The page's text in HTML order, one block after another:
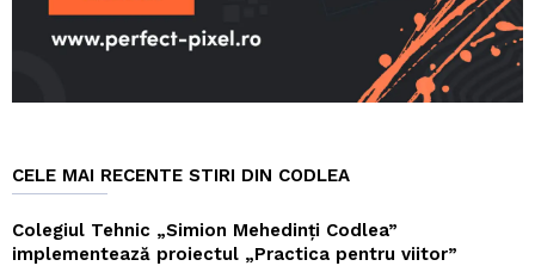
CELE MAI RECENTE STIRI DIN CODLEA
Colegiul Tehnic „Simion Mehedinți Codlea”
implementează proiectul „Practica pentru viitor”